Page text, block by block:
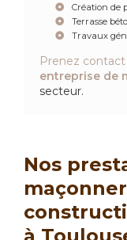
Création de
Terrasse
Travaux
Prenez
entreprise de
secteur.
Nos